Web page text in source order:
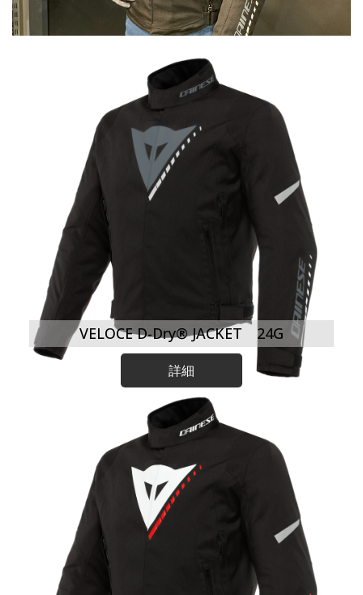
VELOCE D-Dry® JACKET 24G
詳細